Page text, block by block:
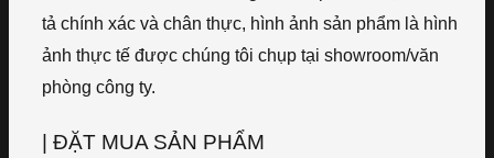
tả chính xác và chân thực, hình ảnh sản phẩm là hình
ảnh thực tế được chúng tôi chụp tại showroom/văn
phòng công ty.
| ĐẶT MUA SẢN PHẨM